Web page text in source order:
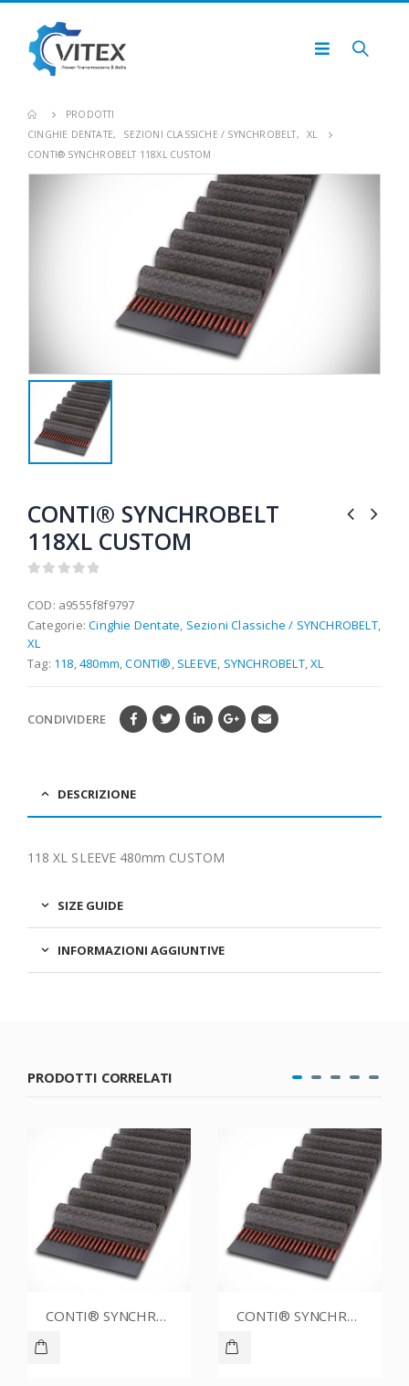
PRODOTTI
CINGHIE DENTATE, SEZIONI CLASSICHE / SYNCHROBELT,
XL
CONTI® SYNCHROBELT 118XL CUSTOM
CONTI® SYNCHROBELT
118XL CUSTOM
COD: a9555f8f9797
Categorie:Cinghie Dentate Sezioni Classiche / SYNCHROBELT,
XL
Tag: 118 ,480mm ,CONTI® SLEEVE SYNCHROBELT,XL
CONDIVIDERE
DESCRIZIONE
118 XL SLEEVE 480mm CUSTOM
SIZE GUIDE
INFORMAZIONI AGGIUNTIVE
PRODOTTI CORRELATI
CONTI® SYNCHROBELT 86XL025 CONTI® SYNCHROBELT 70XL037